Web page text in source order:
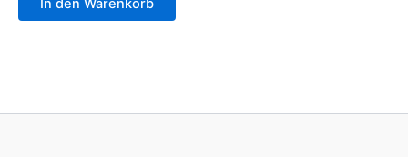
In den Warenkorb